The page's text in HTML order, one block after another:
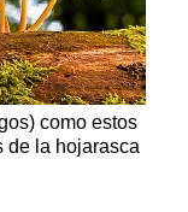
como estos
de la hojarasca